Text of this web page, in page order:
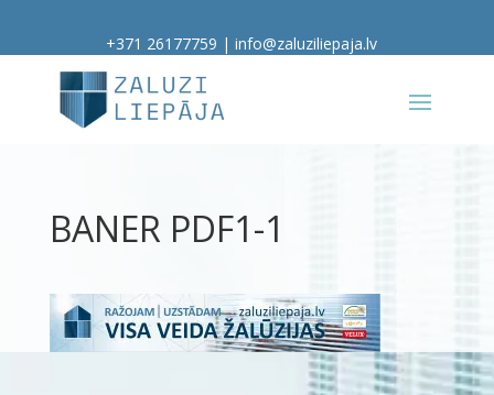
+371 26177759 | info@zaluziliepaja.lv
BANER PDF1-1